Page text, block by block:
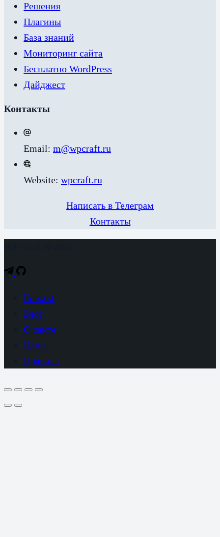
Решения
Плагины
База знаний
Мониторинг сайта
Бесплатно WordPress
Дайджест
Контакты
Email: m@wpcraft.ru
Website: wpcraft.ru
Написать в Телеграм
Контакты
llms.txt
Блог
О сайте
Цены
Правила